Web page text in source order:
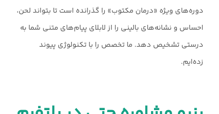
دوره‌های ویژه «درمان مکتوب» را گذرانده است تا بتواند لحن،
احساس و نشانه‌های بالینی را از لابلای پیام‌های متنی شما به
درستی تشخیص دهد. ما تخصص را با تکنولوژی پیوند
زده‌ایم.